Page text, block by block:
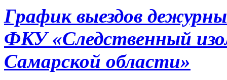
График выездов
ФКУ «Следственный
Самарской области»